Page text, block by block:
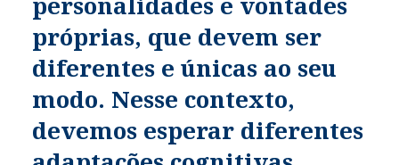
próprias, que devem ser
diferentes e únicas ao seu
modo. Nesse contexto,
devemos esperar diferentes